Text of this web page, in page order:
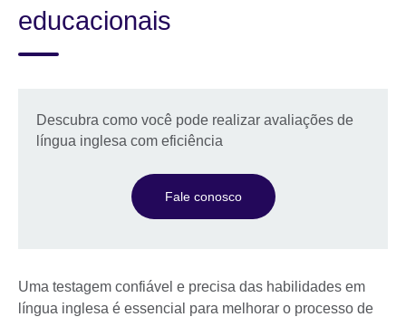
educacionais
Descubra como você pode realizar avaliações de
língua inglesa com eficiência
Fale conosco
Uma testagem confiável e precisa das habilidades em
língua inglesa é essencial para melhorar o processo de